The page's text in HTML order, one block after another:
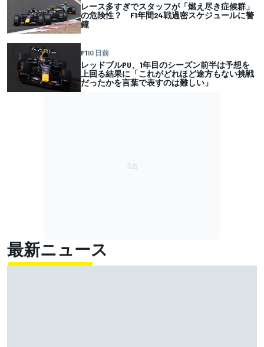
レース多すぎでスタッフが「燃え尽き症候群」
の危険性？ F1年間24戦過密スケジュールに警
鐘
F110 日前
レッドブルPU、1年目のシーズン前半は予想を
上回る結果に「これがどれほど途方もない挑戦
だったかを言葉で表すのは難しい」
最新ニュース